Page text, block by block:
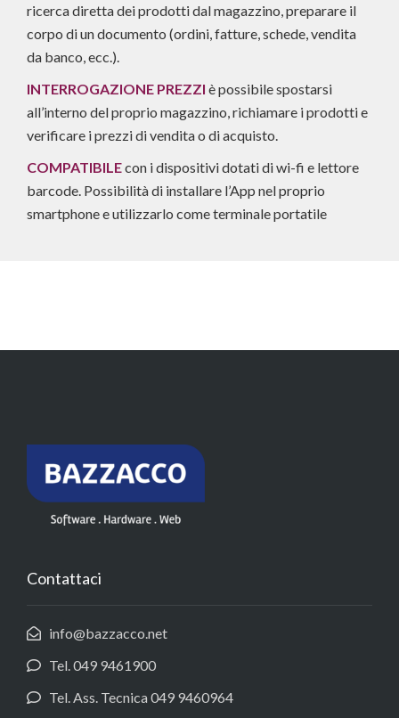
ricerca diretta dei prodotti dal magazzino, preparare il
corpo di un documento (ordini, fatture, schede, vendita
da banco, ecc.).
INTERROGAZIONE PREZZI è possibile spostarsi
all’interno del proprio magazzino, richiamare i prodotti e
verificare i prezzi di vendita o di acquisto.
COMPATIBILEcon i dispositivi dotati di wi-fi e lettore
barcode. Possibilità di installare l’App nel proprio
smartphone e utilizzarlo come terminale portatile
Contattaci
info@bazzacco.net
Tel. 049 9461900
Tel. Ass. Tecnica 049 9460964